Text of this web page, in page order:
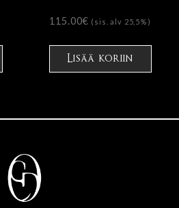
on
valinnat
tuotteen
sivulla.
115.00€ (sis. alv 25,5%)
Lisää koriin